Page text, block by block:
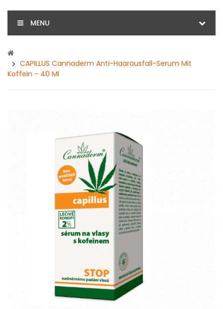
MENU
CAPILLUS Cannaderm Anti-Haarausfall-Serum Mit
Koffein - 40 Ml